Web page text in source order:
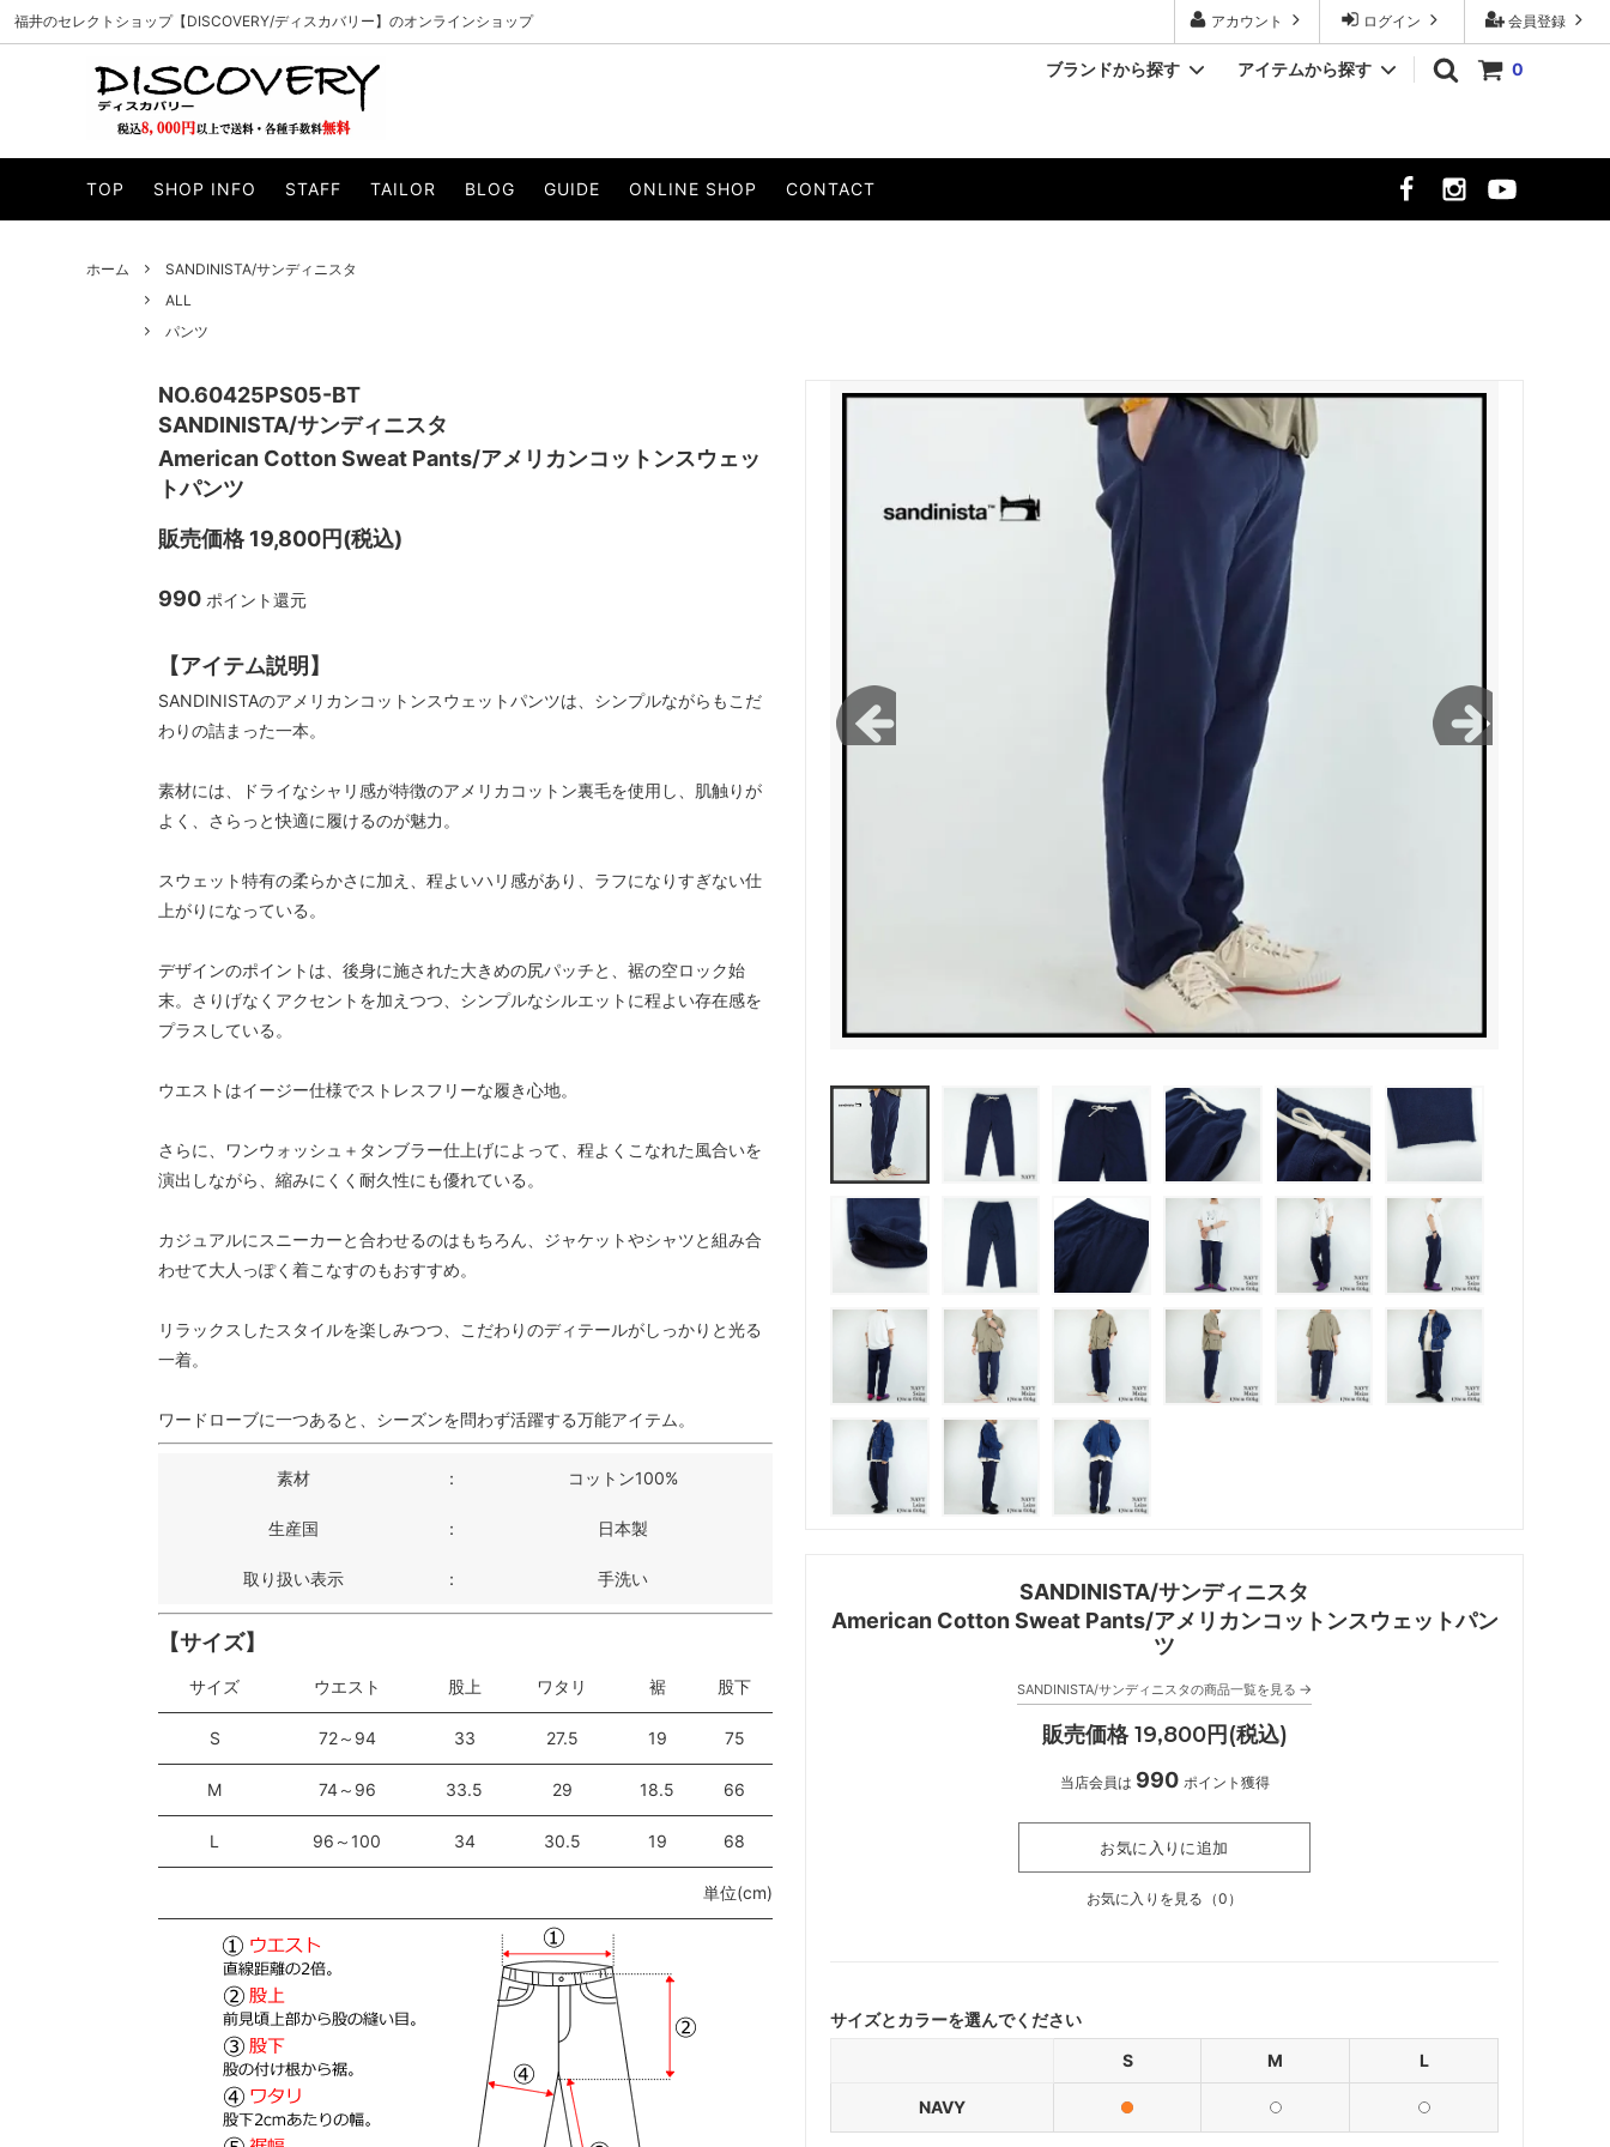
会員登録
ログイン
アカウント
福井のセレクトショップ【DISCOVERY/ディスカバリー】のオンラインショップ
0
ブランドから探す
MANUAL ALPHABET/マニュアルアルファベ
ット
WHEELROBE/ウィールローブ PERS PROJECTS/パースプロジェクト
VAGUE WATCH CO./ヴァーグウォッチカン
WELLDER/ウェルダー
SUNCORE/サンコア THEE OLD CIRCUS/ジオールドサーカス LUCEBER/ルースバー
unre:count/アンリカウント OPULENCE/オーピュレンス hayt/ハイト
Modem design/モデムデザイン PRODUCT LAB./プロダクトラボ
CAL O LINE/キャルオーライン Bernabeu/ベルナベウ
アイテムから探す
ニット・スウェット カットソー・Tシャツ パンツ
サイフ・バッグ
TOP SHOP INFO STAFF TAILOR BLOG GUIDE ONLINE SHOP CONTACT
ホーム
SANDINISTA/サンディニスタ
ALL
パンツ
SANDINISTA/サンディニスタ
American Cotton Sweat Pants/アメリカンコットンスウェットパン
ツ
SANDINISTA/サンディニスタの商品一覧を見る →
販売価格 19,800円(税込)
当店会員は 990 ポイント獲得
お気に入りに追加
お気に入りを見る（0 ）
サイズとカラーを選んでください
S
M L
NAVY
NO.60425PS05-BT
SANDINISTA/サンディニスタ
American Cotton Sweat Pants/アメリカンコットンスウェッ
トパンツ
販売価格 19,800円(税込)
990 ポイント還元
【アイテム説明】
SANDINISTAのアメリカンコットンスウェットパンツは、シンプルながらもこだ
わりの詰まった一本。
素材には、ドライなシャリ感が特徴のアメリカコットン裏毛を使用し、肌触りが
よく、さらっと快適に履けるのが魅力。
スウェット特有の柔らかさに加え、程よいハリ感があり、ラフになりすぎない仕
上がりになっている。
デザインのポイントは、後身に施された大きめの尻パッチと、裾の空ロック始
末。さりげなくアクセントを加えつつ、シンプルなシルエットに程よい存在感を
プラスしている。
ウエストはイージー仕様でストレスフリーな履き心地。
さらに、ワンウォッシュ＋タンブラー仕上げによって、程よくこなれた風合いを
演出しながら、縮みにくく耐久性にも優れている。
カジュアルにスニーカーと合わせるのはもちろん、ジャケットやシャツと組み合
わせて大人っぽく着こなすのもおすすめ。
リラックスしたスタイルを楽しみつつ、こだわりのディテールがしっかりと光る
一着。
ワードローブに一つあると、シーズンを問わず活躍する万能アイテム。
素材 ： コットン100%
生産国 ： 日本製
取り扱い表示 ： 手洗い
【サイズ】
サイズ ウエスト 股上 ワタリ 裾 股下
S 72～94 33 27.5 19 75
M 74～96 33.5 29 18.5 66
L 96～100 34 30.5 19 68
単位(cm)